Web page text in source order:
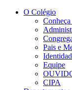
Conteúdo principal
O Colégio
Pais e
Equipe
CIPA